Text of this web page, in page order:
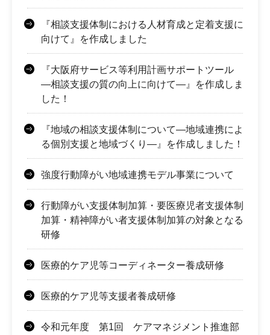
『相談支援体制における人材育成と定着支援に
向けて』を作成しました
『大阪府サービス等利用計画サポートツール
―相談支援の質の向上に向けて―』を作成しま
した！
『地域の相談支援体制について―地域連携によ
る個別支援と地域づくり―』を作成しました！
強度行動障がい地域連携モデル事業について
行動障がい支援体制加算・要医療児者支援体制
加算・精神障がい者支援体制加算の対象となる
研修
医療的ケア児等コーディネーター養成研修
医療的ケア児等支援者養成研修
令和元年度 第1回 ケアマネジメント推進部